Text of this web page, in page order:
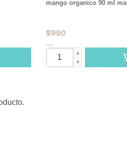
mango organico 90 ml
$990
▲
▼